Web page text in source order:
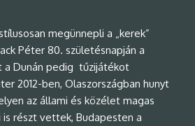
megünnepli a „kerek”
Péter 80. születésnapján a
a Dunán pedig tűzijátékot
2012-ben, Olaszországban hunyt
az állami és közélet magas
részt vettek, Budapesten a